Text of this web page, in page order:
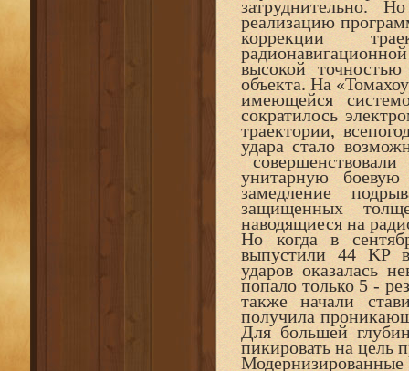
затруднительно.
реализацию
коррекции
высокой
объекта. На
имеющейся
сократилось
траектории,
удара стало
унитарную
замедление
защищенных
наводящиеся на
Но когда в
выпустили 44 KP
ударов оказалась
попало только 5 -
также начали
получила
Для большей
пикировать на цель